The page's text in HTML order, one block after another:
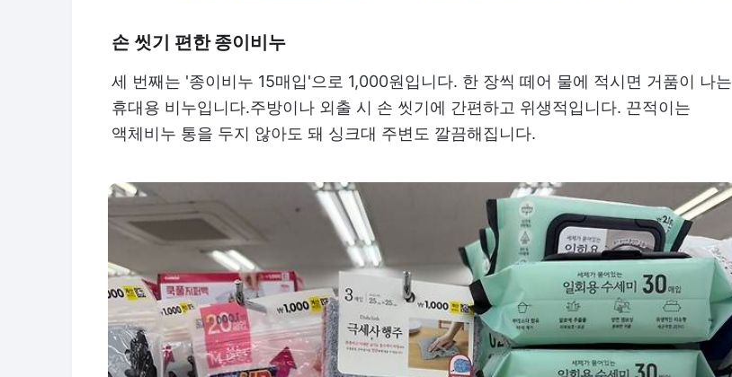
손 씻기 편한 종이비누
세 번째는 '종이비누 15매입'으로 1,000원입니다. 한 장씩 떼어 물에 적시면 거품이 나는
휴대용 비누입니다.주방이나 외출 시 손 씻기에 간편하고 위생적입니다. 끈적이는
액체비누 통을 두지 않아도 돼 싱크대 주변도 깔끔해집니다.